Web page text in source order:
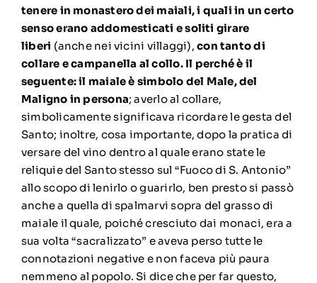
tenere in monastero dei maiali, i quali in un certo
senso erano addomesticati e soliti girare
liberi (anche nei vicini villaggi),con tanto di
collare e campanella al collo. Il perché è il
seguente: il maiale è simbolo del Male, del
Maligno in persona; averlo al collare,
simbolicamente significava ricordare le gesta del
Santo; inoltre, cosa importante, dopo la pratica di
versare del vino dentro al quale erano state le
reliquie del Santo stesso sul “Fuoco di S. Antonio”
allo scopo di lenirlo o guarirlo, ben presto si passò
anche a quella di spalmarvi sopra del grasso di
maiale il quale, poiché cresciuto dai monaci, era a
sua volta “sacralizzato” e aveva perso tutte le
connotazioni negative e non faceva più paura
nemmeno al popolo. Si dice che per far questo,